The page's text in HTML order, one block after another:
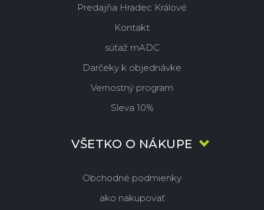
Predajňa Hradec Králové
Kontakt
súťaž mADC
Darčeky k objednávke
Vernostný program
Sleva 10%
VŠETKO O NÁKUPE
Obchodné podmienky
ako nakupovať